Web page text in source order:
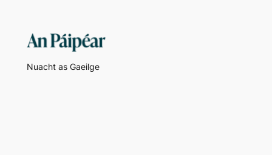
Nuacht as Gaeilge